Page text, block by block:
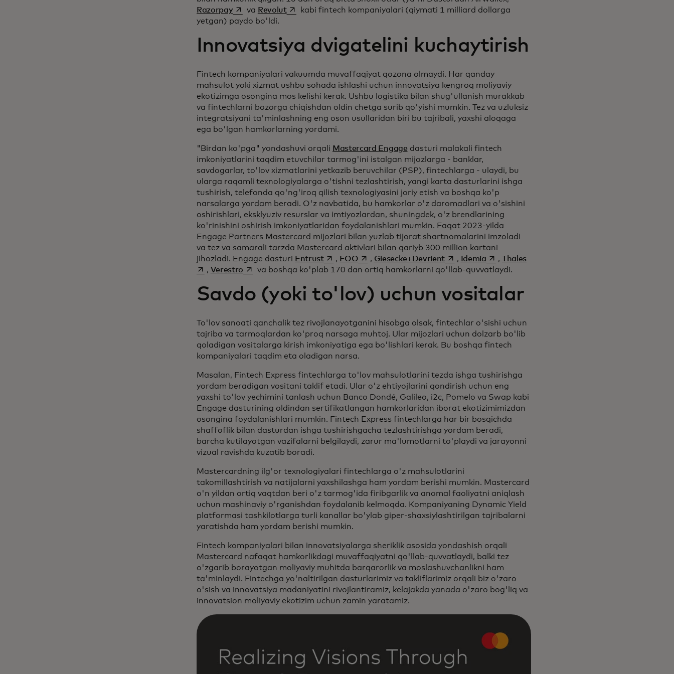
Razorpayopens in a new tab
va Revolutopens in a new tab
kabi fintech kompaniyalari (qiymati 1 milliard dollarga
yetgan) paydo bo'ldi.
Innovatsiya dvigatelini kuchaytirish
Fintech kompaniyalari vakuumda muvaffaqiyat qozona olmaydi. Har qanday
mahsulot yoki xizmat ushbu sohada ishlashi uchun innovatsiya kengroq moliyaviy
ekotizimga osongina mos kelishi kerak. Ushbu logistika bilan shug'ullanish murakkab
va fintechlarni bozorga chiqishdan oldin chetga surib qo'yishi mumkin. Tez va uzluksiz
integratsiyani ta'minlashning eng oson usullaridan biri bu tajribali, yaxshi aloqaga
ega bo'lgan hamkorlarning yordami.
"Birdan ko'pga" yondashuvi orqali Mastercard Engage dasturi malakali fintech
imkoniyatlarini taqdim etuvchilar tarmog'ini istalgan mijozlarga - banklar,
savdogarlar, to'lov xizmatlarini yetkazib beruvchilar (PSP), fintechlarga - ulaydi, bu
ularga raqamli texnologiyalarga o'tishni tezlashtirish, yangi karta dasturlarini ishga
tushirish, telefonda qo'ng'iroq qilish texnologiyasini joriy etish va boshqa ko'p
narsalarga yordam beradi. O'z navbatida, bu hamkorlar o'z daromadlari va o'sishini
oshirishlari, eksklyuziv resurslar va imtiyozlardan, shuningdek, o'z brendlarining
ko'rinishini oshirish imkoniyatlaridan foydalanishlari mumkin. Faqat 2023-yilda
Engage Partners Mastercard mijozlari bilan yuzlab tijorat shartnomalarini imzoladi
va tez va samarali tarzda Mastercard aktivlari bilan qariyb 300 million kartani
jihozladi. Engage dasturi Entrustopens in a new tab
, FOOopens in a new tab
, Giesecke+Devrientopens in a new tab
, Idemiaopens in a new tab
, Thalesopens in a new tab
, Verestro opens in a new tab
va boshqa ko'plab 170 dan ortiq hamkorlarni qo'llab-quvvatlaydi.
Savdo (yoki to'lov) uchun vositalar
To'lov sanoati qanchalik tez rivojlanayotganini hisobga olsak, fintechlar o'sishi uchun
tajriba va tarmoqlardan ko'proq narsaga muhtoj. Ular mijozlari uchun dolzarb bo'lib
qoladigan vositalarga kirish imkoniyatiga ega bo'lishlari kerak. Bu boshqa fintech
kompaniyalari taqdim eta oladigan narsa.
Masalan, Fintech Express fintechlarga to'lov mahsulotlarini tezda ishga tushirishga
yordam beradigan vositani taklif etadi. Ular o'z ehtiyojlarini qondirish uchun eng
yaxshi to'lov yechimini tanlash uchun Banco Dondé, Galileo, i2c, Pomelo va Swap kabi
Engage dasturining oldindan sertifikatlangan hamkorlaridan iborat ekotizimimizdan
osongina foydalanishlari mumkin. Fintech Express fintechlarga har bir bosqichda
shaffoflik bilan dasturdan ishga tushirishgacha tezlashtirishga yordam beradi,
barcha kutilayotgan vazifalarni belgilaydi, zarur ma'lumotlarni to'playdi va jarayonni
vizual ravishda kuzatib boradi.
Mastercardning ilg'or texnologiyalari fintechlarga o'z mahsulotlarini
takomillashtirish va natijalarni yaxshilashga ham yordam berishi mumkin. Mastercard
o'n yildan ortiq vaqtdan beri o'z tarmog'ida firibgarlik va anomal faoliyatni aniqlash
uchun mashinaviy o'rganishdan foydalanib kelmoqda. Kompaniyaning Dynamic Yield
platformasi tashkilotlarga turli kanallar bo'ylab giper-shaxsiylashtirilgan tajribalarni
yaratishda ham yordam berishi mumkin.
Fintech kompaniyalari bilan innovatsiyalarga sheriklik asosida yondashish orqali
Mastercard nafaqat hamkorlikdagi muvaffaqiyatni qo'llab-quvvatlaydi, balki tez
o'zgarib borayotgan moliyaviy muhitda barqarorlik va moslashuvchanlikni ham
ta'minlaydi. Fintechga yo'naltirilgan dasturlarimiz va takliflarimiz orqali biz o'zaro
o'sish va innovatsiya madaniyatini rivojlantiramiz, kelajakda yanada o'zaro bog'liq va
innovatsion moliyaviy ekotizim uchun zamin yaratamiz.